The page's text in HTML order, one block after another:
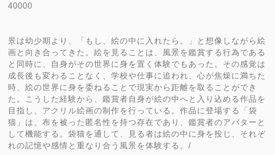
40000
景は幼少期より、「もし、絵の中に入れたら。」と想像しながら絵
画と向き合ってきた。絵を見ることは、風景を鑑賞する行為である
と同時に、自身がその世界に身を置く体験でもあった。その感覚は
成長後も変わることなく、学校や仕事に追われ、心が焦燥に満ちた
時、絵の世界に身を委ねることで現実から距離を取ることができ
た。こうした経験から、鑑賞者自身が絵の中へと入り込める作品を
目指し、アクリル絵画の制作を行っている。作品に登場する「袋
猫」は、布を被った匿名性を持つ存在であり、鑑賞者のアバターと
して機能する。袋猫を通して、見る者は絵の中に身を投じ、それぞ
れの記憶や感情と重なり合う風景を体験する。/